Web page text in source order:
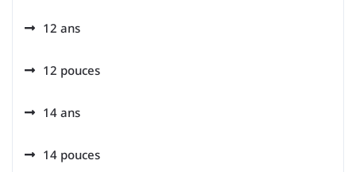
12 ans
12 pouces
14 ans
14 pouces